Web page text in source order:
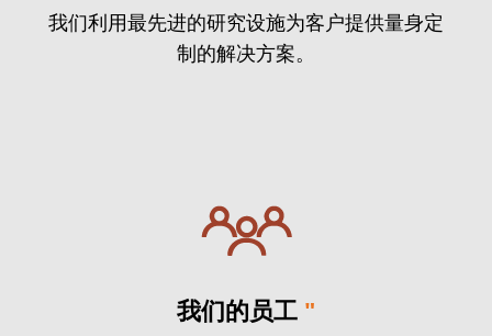
我们利用最先进的研究设施为客户提供量身定
制的解决方案。
我们的员工 "